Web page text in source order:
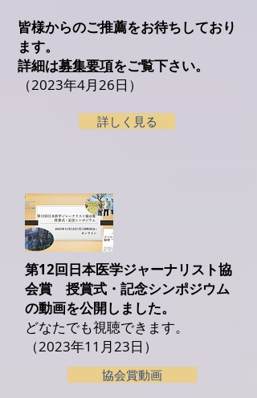
皆様からのご推薦をお待ちしており
ます。
詳細は募集要項をご覧下さい。
（2023年4月26日）
詳しく見る
第12回日本医学ジャーナリスト協
会賞 授賞式・記念シンポジウム
の動画を公開しました。
どなたでも視聴できます。
（2023年11月23日）
協会賞動画